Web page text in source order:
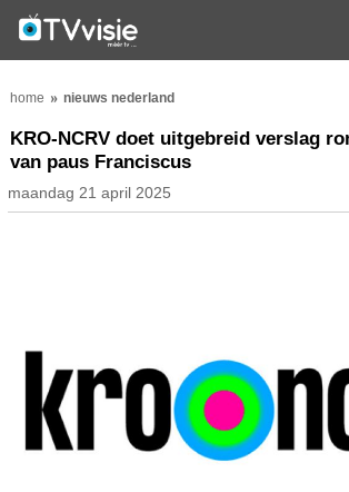
home nieuws nederland
KRO-NCRV doet uitgebreid verslag
van paus Franciscus
maandag 21 april 2025